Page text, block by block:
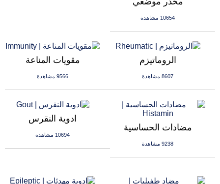
10654 مشاهدة
مقويات المناعة
9566 مشاهدة
الروماتيزم
8607 مشاهدة
ادوية النقرس
10694 مشاهدة
مضادات الحساسية
9238 مشاهدة